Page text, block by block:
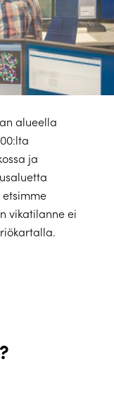
alueella
ja
vikatilanne ei